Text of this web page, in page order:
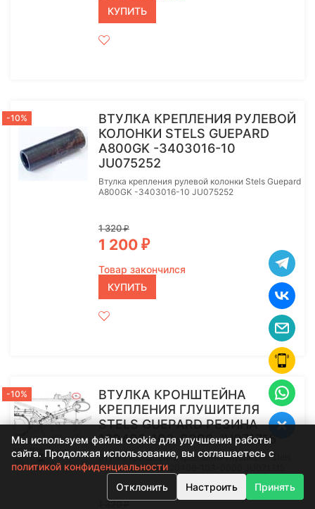
КУПИТЬ
-10%
ВТУЛКА КРЕПЛЕНИЯ РУЛЕВОЙ
КОЛОНКИ STELS GUEPARD
A800GK -3403016-10
JU075252
Втулка крепления рулевой колонки Stels Guepard
A800GK -3403016-10 JU075252
1 320₽
1 200 ₽
Товар закончился
КУПИТЬ
-10%
ВТУЛКА КРОНШТЕЙНА
КРЕПЛЕНИЯ ГЛУШИТЕЛЯ
STELS GUEPARD РЕЗИНА
120406-103-0000 JU071715
Втулка кронштейна крепления глушителя Stels
Guepard резина 120406-103-0000 JU071715
1 320
Мы используем файлы cookie для улучшения работы
сайта. Продолжая использование, вы соглашаетесь с
политикой конфиденциальности
Отклонить
Настроить Принять